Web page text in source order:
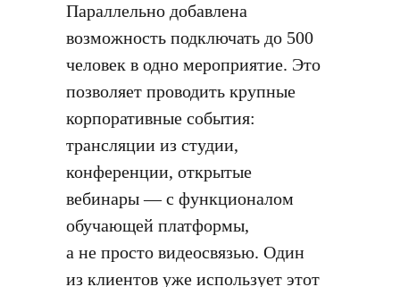
Параллельно добавлена
возможность подключать до 500
человек в одно мероприятие. Это
позволяет проводить крупные
корпоративные события:
трансляции из студии,
конференции, открытые
вебинары — с функционалом
обучающей платформы,
а не просто видеосвязью. Один
из клиентов уже использует этот